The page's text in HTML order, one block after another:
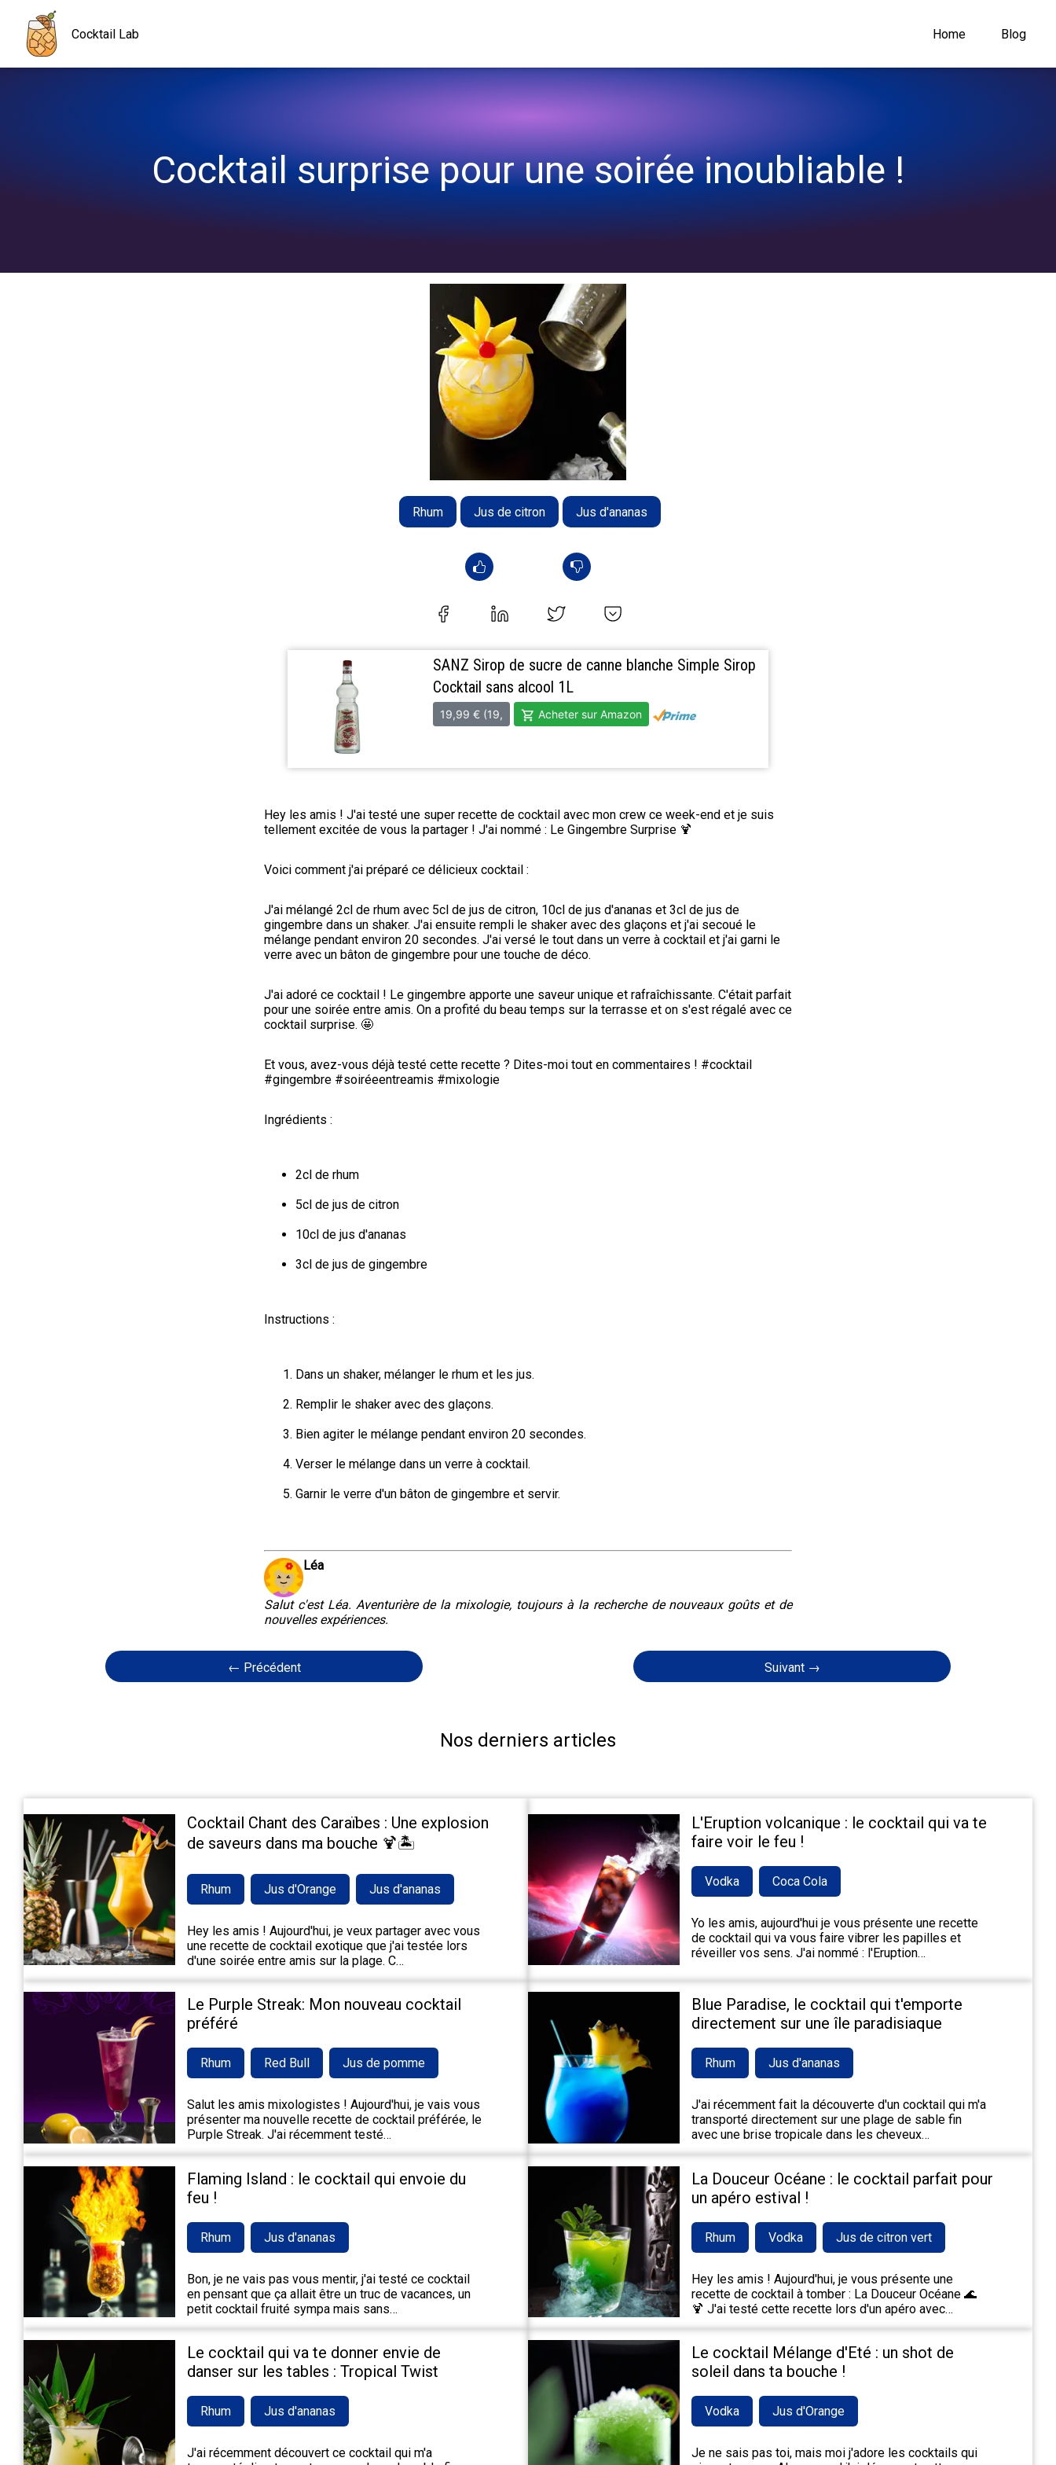
Cocktail Lab Home Blog
Cocktail surprise pour une soirée inoubliable !
Rhum Jus de citron Jus d'ananas
Hey les amis ! J'ai testé une super recette de cocktail avec mon crew ce week-end et je suis
tellement excitée de vous la partager ! J'ai nommé : Le Gingembre Surprise 🍹
Voici comment j'ai préparé ce délicieux cocktail :
J'ai mélangé 2cl de rhum avec 5cl de jus de citron, 10cl de jus d'ananas et 3cl de jus de
gingembre dans un shaker. J'ai ensuite rempli le shaker avec des glaçons et j'ai secoué le
mélange pendant environ 20 secondes. J'ai versé le tout dans un verre à cocktail et j'ai garni le
verre avec un bâton de gingembre pour une touche de déco.
J'ai adoré ce cocktail ! Le gingembre apporte une saveur unique et rafraîchissante. C'était parfait
pour une soirée entre amis. On a profité du beau temps sur la terrasse et on s'est régalé avec ce
cocktail surprise. 🤩
Et vous, avez-vous déjà testé cette recette ? Dites-moi tout en commentaires ! #cocktail
#gingembre #soiréeentreamis #mixologie
Ingrédients :
2cl de rhum
5cl de jus de citron
10cl de jus d'ananas
3cl de jus de gingembre
Instructions :
Dans un shaker, mélanger le rhum et les jus.
Remplir le shaker avec des glaçons.
Bien agiter le mélange pendant environ 20 secondes.
Verser le mélange dans un verre à cocktail.
Garnir le verre d'un bâton de gingembre et servir.
Léa
Salut c'est Léa. Aventurière de la mixologie, toujours à la recherche de nouveaux goûts et de
nouvelles expériences.
← Précédent Suivant →
Nos derniers articles
Cocktail Chant des Caraïbes : Une explosion
de saveurs dans ma bouche 🍹🏝️
Rhum Jus d'Orange Jus d'ananas
Hey les amis ! Aujourd'hui, je veux partager avec vous
une recette de cocktail exotique que j'ai testée lors
d'une soirée entre amis sur la plage. C…
L'Eruption volcanique : le cocktail qui va te
faire voir le feu !
Vodka Coca Cola
Yo les amis, aujourd'hui je vous présente une recette
de cocktail qui va vous faire vibrer les papilles et
réveiller vos sens. J'ai nommé : l'Eruption…
Le Purple Streak: Mon nouveau cocktail
préféré
Rhum Red Bull Jus de pomme
Salut les amis mixologistes ! Aujourd'hui, je vais vous
présenter ma nouvelle recette de cocktail préférée, le
Purple Streak. J'ai récemment testé…
Blue Paradise, le cocktail qui t'emporte
directement sur une île paradisiaque
Rhum Jus d'ananas
J'ai récemment fait la découverte d'un cocktail qui m'a
transporté directement sur une plage de sable fin
avec une brise tropicale dans les cheveux…
Flaming Island : le cocktail qui envoie du
feu !
Rhum Jus d'ananas
Bon, je ne vais pas vous mentir, j'ai testé ce cocktail
en pensant que ça allait être un truc de vacances, un
petit cocktail fruité sympa mais sans…
La Douceur Océane : le cocktail parfait pour
un apéro estival !
Rhum Vodka Jus de citron vert
Hey les amis ! Aujourd'hui, je vous présente une
recette de cocktail à tomber : La Douceur Océane 🌊
🍹 J'ai testé cette recette lors d'un apéro avec…
Le cocktail qui va te donner envie de
danser sur les tables : Tropical Twist
Rhum Jus d'ananas
J'ai récemment découvert ce cocktail qui m'a
Le cocktail Mélange d'Eté : un shot de
soleil dans ta bouche !
Vodka Jus d'Orange
Je ne sais pas toi, mais moi j'adore les cocktails qui
Navigated to Cocktail surprise pour une soirée inoubliable !